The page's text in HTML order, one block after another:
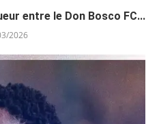
entre le Don Bosco FC...
2026